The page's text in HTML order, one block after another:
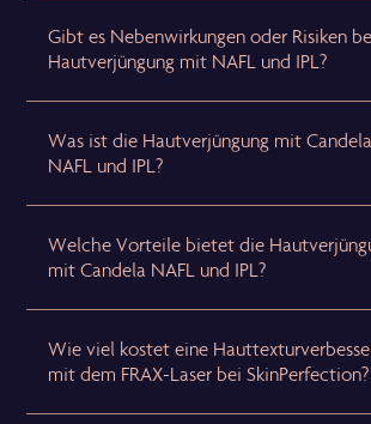
Gibt es Nebenwirkungen oder Risiken
Hautverjüngung mit NAFL und IPL?
Was ist die Hautverjüngung mit Candela
NAFL und IPL?
Welche Vorteile bietet die
mit Candela NAFL und IPL?
Wie viel kostet eine
mit dem FRAX-Laser bei SkinPerfection?